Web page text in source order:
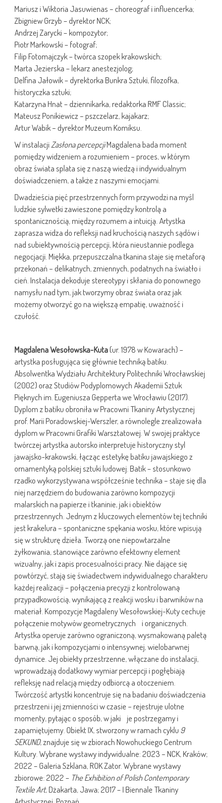
Mariusz i Wiktoria Jasuwienas – choreograf i influencerka;
Zbigniew Grzyb – dyrektor NCK;
Andrzej Zarycki – kompozytor;
Piotr Markowski – fotograf;
Filip Fotomajczyk – twórca szopek krakowskich;
Marta Jezierska – lekarz anestezjolog;
Delfina Jałowik – dyrektorka Bunkra Sztuki, filozofka,
historyczka sztuki;
Katarzyna Hnat – dziennikarka, redaktorka RMF Classic;
Mateusz Ponikiewicz – pszczelarz, kajakarz;
Artur Wabik – dyrektor Muzeum Komiksu.
W instalacji Zasłona percepcjiMagdalena bada moment
pomiędzy widzeniem a rozumieniem – proces, w którym
obraz świata splata się z naszą wiedzą i indywidualnym
doświadczeniem, a także z naszymi emocjami.
Dwadzieścia pięć przestrzennych form przywodzi na myśl
ludzkie sylwetki zawieszone pomiędzy kontrolą a
spontanicznością, między rozumem a intuicją. Artystka
zaprasza widza do refleksji nad kruchością naszych sądów i
nad subiektywnością percepcji, która nieustannie podlega
negocjacji. Miękka, przepuszczalna tkanina staje się metaforą
przekonań – delikatnych, zmiennych, podatnych na światło i
cień. Instalacja dekoduje stereotypy i skłania do ponownego
namysłu nad tym, jak tworzymy obraz świata oraz jak
możemy otworzyć go na większą empatię, uważność i
czułość.
Magdalena Wesołowska-Kuta(ur. 1978 w Kowarach) –
artystka posługująca się głównie techniką batiku.
Absolwentka Wydziału Architektury Politechniki Wrocławskiej
(2002) oraz Studiów Podyplomowych Akademii Sztuk
Pięknych im. Eugeniusza Gepperta we Wrocławiu (2017).
Dyplom z batiku obroniła w Pracowni Tkaniny Artystycznej
prof. Marii Poradowskiej-Werszler, a równolegle zrealizowała
dyplom w Pracowni Grafiki Warsztatowej. W swojej praktyce
twórczej artystka autorsko interpretuje historyczny styl
jawajsko-krakowski, łącząc estetykę batiku jawajskiego z
ornamentyką polskiej sztuki ludowej. Batik – stosunkowo
rzadko wykorzystywana współcześnie technika – staje się dla
niej narzędziem do budowania zarówno kompozycji
malarskich na papierze i tkaninie, jak i obiektów
przestrzennych. Jednym z kluczowych elementów tej techniki
jest krakelura – spontaniczne spękania wosku, które wpisują
się w strukturę dzieła. Tworzą one niepowtarzalne
żyłkowania, stanowiące zarówno efektowny element
wizualny, jak i zapis procesualności pracy. Nie dające się
powtórzyć, stają się świadectwem indywidualnego charakteru
każdej realizacji – połączenia precyzji z kontrolowaną
przypadkowością, wynikającą z reakcji wosku i barwników na
materiał. Kompozycje Magdaleny Wesołowskiej-Kuty cechuje
połączenie motywów geometrycznych i organicznych.
Artystka operuje zarówno ograniczoną, wysmakowaną paletą
barwną, jak i kompozycjami o intensywnej, wielobarwnej
dynamice. Jej obiekty przestrzenne, włączane do instalacji,
wprowadzają dodatkowy wymiar percepcji i pogłębiają
refleksję nad relacją między odbiorcą a otoczeniem.
Twórczość artystki koncentruje się na badaniu doświadczenia
przestrzeni i jej zmienności w czasie – rejestruje ulotne
momenty, pytając o sposób, w jaki je postrzegamy i
zapamiętujemy. Obiekt IX, stworzony w ramach cyklu 9
SEKUND, znajduje się w zbiorach Nowohuckiego Centrum
Kultury. Wybrane wystawy indywidualne: 2023 – NCK, Kraków;
2022 – Galeria Szklana, ROK Zator. Wybrane wystawy
zbiorowe: 2022 – The Exhibition of Polish Contemporary
Textile Art, Dżakarta, Jawa; 2017 – I Biennale Tkaniny